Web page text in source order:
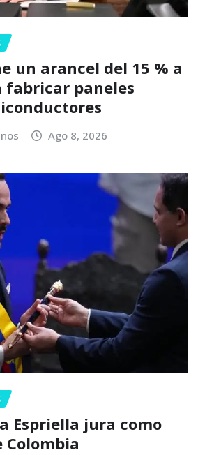
un arancel del 15 % a
fabricar paneles
Ago 8, 2026
Espriella jura como
Colombia